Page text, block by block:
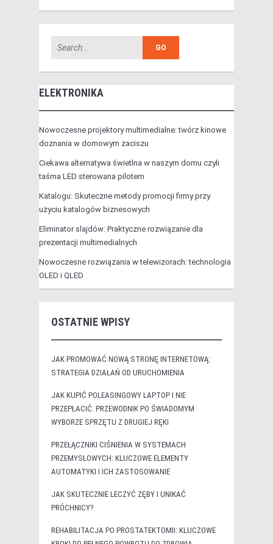
ELEKTRONIKA
Nowoczesne projektory multimedialne: twórz kinowe
doznania w domowym zaciszu
Ciekawa alternatywa świetlna w naszym domu czyli
taśma LED sterowana pilotem
Katalogu: Skuteczne metody promocji firmy przy
użyciu katalogów biznesowych
Eliminator slajdów: Praktyczne rozwiązanie dla
prezentacji multimedialnych
Nowoczesne rozwiązania w telewizorach: technologia
OLED i QLED
OSTATNIE WPISY
JAK PROMOWAĆ NOWĄ STRONĘ INTERNETOWĄ:
STRATEGIA DZIAŁAŃ OD URUCHOMIENIA
JAK KUPIĆ POLEASINGOWY LAPTOP I NIE
PRZEPŁACIĆ. PRZEWODNIK PO ŚWIADOMYM
WYBORZE SPRZĘTU Z DRUGIEJ RĘKI
PRZEŁĄCZNIKI CIŚNIENIA W SYSTEMACH
PRZEMYSŁOWYCH: KLUCZOWE ELEMENTY
AUTOMATYKI I ICH ZASTOSOWANIE
JAK SKUTECZNIE LECZYĆ ZĘBY I UNIKAĆ
PRÓCHNICY?
REHABILITACJA PO PROSTATEKTOMII: KLUCZOWE